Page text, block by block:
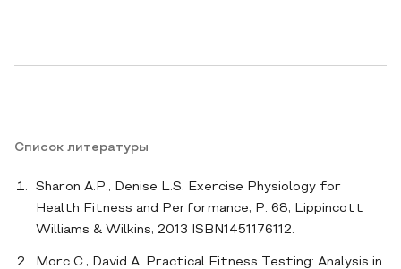
Список литературы
Sharon A.P., Denise L.S. Exercise Physiology for
Health Fitness and Performance, P. 68, Lippincott
Williams & Wilkins, 2013 ISBN1451176112.
Morc C., David A. Practical Fitness Testing: Analysis in